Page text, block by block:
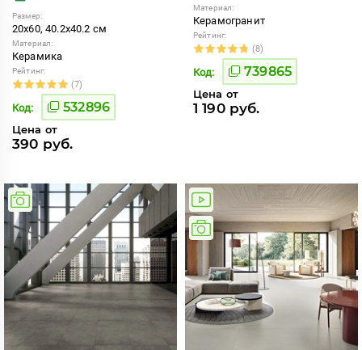
Размер:
20x60, 40.2x40.2 см
Материал:
Керамика
Рейтинг:
(7)
Код: 532896
Цена от
390 руб.
Материал:
Керамогранит
Рейтинг:
(8)
Код: 739865
Цена от
1 190 руб.